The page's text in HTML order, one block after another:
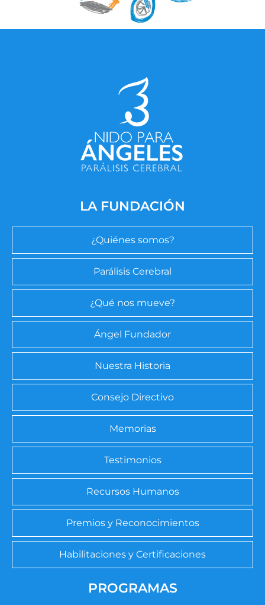
LA FUNDACIÓN
¿Quiénes somos?
Parálisis Cerebral
¿Qué nos mueve?
Ángel Fundador
Nuestra Historia
Consejo Directivo
Memorias
Testimonios
Recursos Humanos
Premios y Reconocimientos
Habilitaciones y Certificaciones
PROGRAMAS